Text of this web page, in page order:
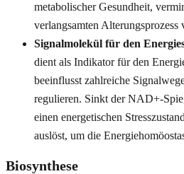
metabolischer Gesundheit,
verlangsamten Alterungsprozess
Signalmolekül für den
dient als Indikator für den
beeinflusst zahlreiche
regulieren. Sinkt der NAD+-
einen energetischen
auslöst, um die
Biosynthese